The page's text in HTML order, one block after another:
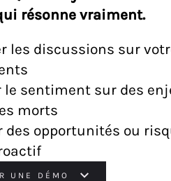
résonne vraiment.
les discussions sur
le sentiment sur des
morts
des opportunités ou
UNE DÉMO